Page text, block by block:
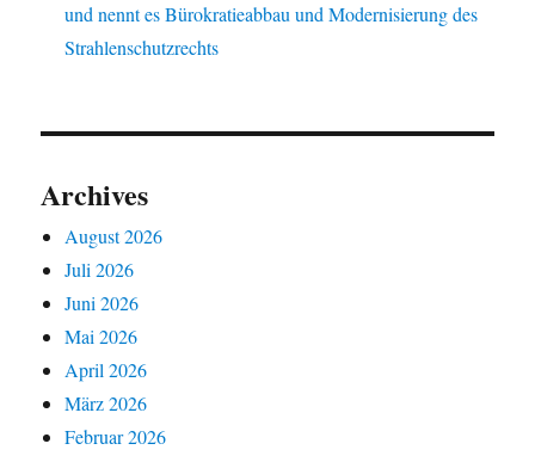
und nennt es Bürokratieabbau und Modernisierung des
Strahlenschutzrechts
Archives
August 2026
Juli 2026
Juni 2026
Mai 2026
April 2026
März 2026
Februar 2026